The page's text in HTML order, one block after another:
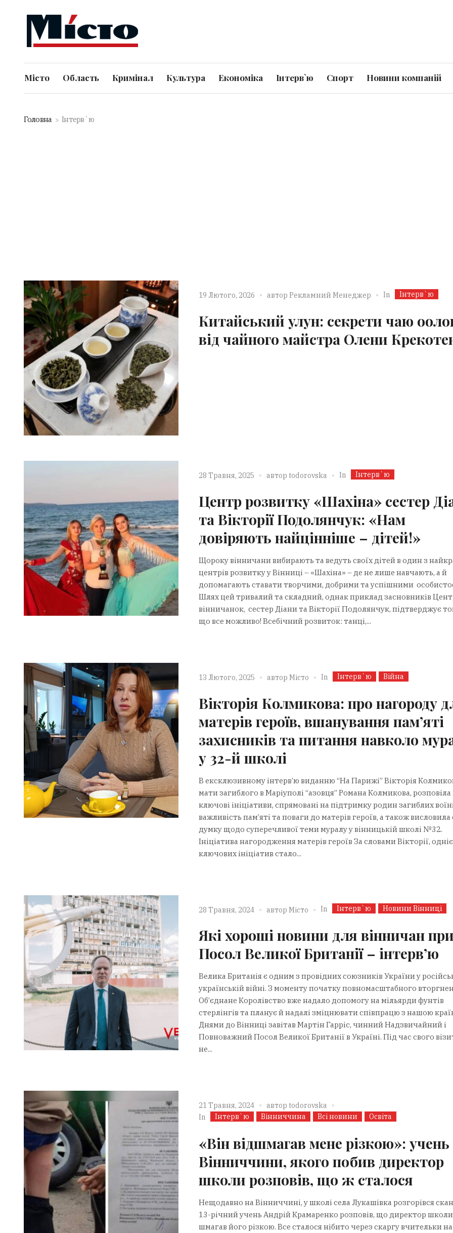
Місто Область Кримінал Культура Економіка Інтерв`ю Спорт Новини компаній
Головна Інтерв`ю
19 Лютого, 2026 автор Рекламний Менеджер In Інтерв`ю
Китайський улун: секрети чаю
від чайного майстра Олени
28 Травня, 2025 автор todorovska In Інтерв`ю
Центр розвитку «Шахіна» сестер
та Вікторії Подолянчук: «Нам
довіряють найцінніше – дітей!»
Щороку вінничани вибирають та ведуть своїх дітей в один з
центрів розвитку у Вінниці – «Шахіна» – де не лише навчають, а й
допомагають ставати творчими, добрими та успішними
Шлях цей тривалий та складний, однак приклад засновників
вінничанок, сестер Діани та Вікторії Подолянчук, підтверджує
що все можливо! Всебічний розвиток: танці,...
13 Лютого, 2025 автор Місто In Інтерв`ю Війна
Вікторія Колмикова: про нагороду
матерів героїв, вшанування пам’яті
захисників та питання навколо
у 32-й школі
В ексклюзивному інтерв’ю виданню “На Парижі” Вікторія
мати загиблого в Маріуполі “азовця” Романа Колмикова, розповіла
ключові ініціативи, спрямовані на підтримку родин загиблих
важливість пам’яті та поваги до матерів героїв, а також
думку щодо суперечливої теми муралу у вінницькій школі №32.
Ініціатива нагородження матерів героїв За словами Вікторії,
ключових ініціатив стало...
28 Травня, 2024 автор Місто In Інтерв`ю Новини Вінниці
Які хороші новини для вінничан
Посол Великої Британії – інтерв’ю
Велика Британія є одним з провідних союзників України у
українській війні. З моменту початку повномасштабного
Об’єднане Королівство вже надало допомогу на мільярди фунтів
стерлінгів та планує й надалі зміцнювати співпрацю з нашою
Днями до Вінниці завітав Мартін Гарріс, чинний Надзвичайний і
Повноважний Посол Великої Британії в Україні. Під час свого
не...
21 Травня, 2024 автор todorovska
In
Інтерв`ю Вінниччина Всі новини Освіта
«Він відшмагав мене різкою»: учень
Вінниччини, якого побив директор
школи розповів, що ж сталося
Нещодавно на Вінниччині, у школі села Лукашівка розгорівся
13-річний учень Андрій Крамаренко розповів, що директор школи
шмагав його різкою. Все сталося нібито через скаргу вчительки на